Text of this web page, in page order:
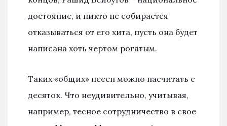
достояние, и никто не собирается
отказываться от его хита, пусть она будет
написана хоть чертом рогатым.
Таких «общих» песен можно насчитать с
десяток. Что неудивительно, учитывая,
например, тесное сотрудничество в свое